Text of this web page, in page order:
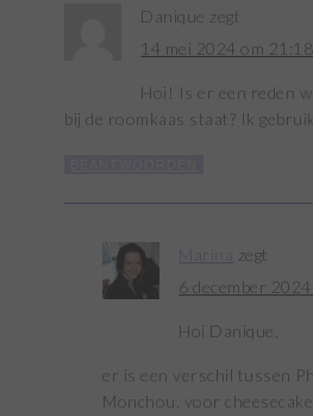
Danique zegt
14 mei 2024 om 21:18
Hoi! Is er een reden
bij de roomkaas staat? Ik
zegt
6 december
Hoi Danique,
er is een verschil tussen
Monchou, voor cheesecake